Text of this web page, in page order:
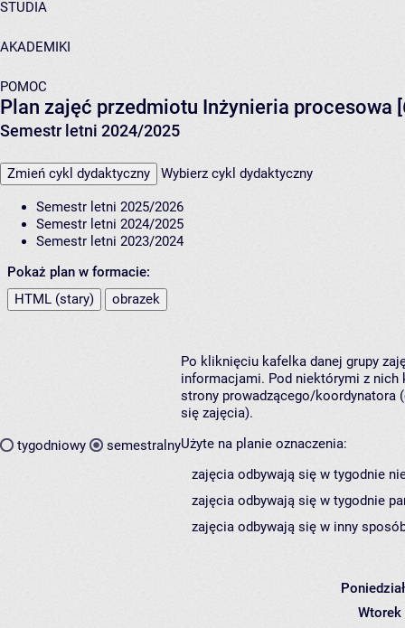
STUDIA
AKADEMIKI
POMOC
Plan zajęć przedmiotu Inżynieria procesowa
Semestr letni 2024/2025
Zmień cykl dydaktyczny Wybierz cykl dydaktyczny
Semestr letni 2025/2026
Semestr letni 2024/2025
Semestr letni 2023/2024
Pokaż plan w formacie:
HTML (stary)
obrazek
tygodniowy semestralny
Po kliknięciu kafelka danej grupy
informacjami. Pod niektórymi z nich
strony prowadzącego/koordynatora
się zajęcia).
Użyte na planie oznaczenia:
zajęcia odbywają się w tygodnie
zajęcia odbywają się w tygodnie
zajęcia odbywają się w inny
Wtorek